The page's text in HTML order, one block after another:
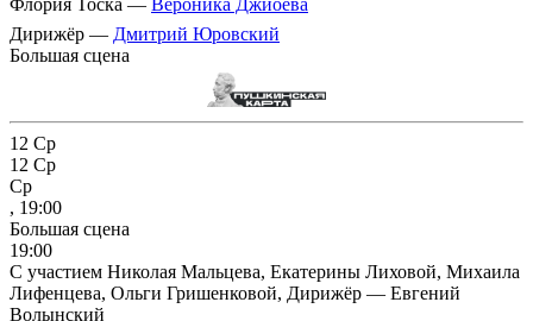
Флория Тоска — Вероника Джиоева
Дирижёр — Дмитрий Юровский
Большая сцена
12 Ср
12 Ср
Ср
, 19:00
Большая сцена
19:00
С участием Николая Мальцева, Екатерины Лиховой, Михаила
Лифенцева, Ольги Гришенковой, Дирижёр — Евгений
Волынский